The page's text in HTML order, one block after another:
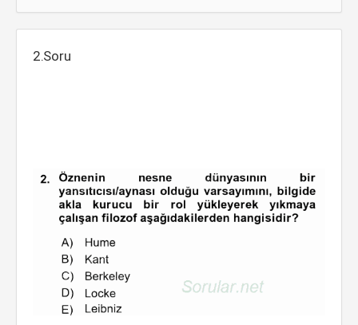
2.Soru